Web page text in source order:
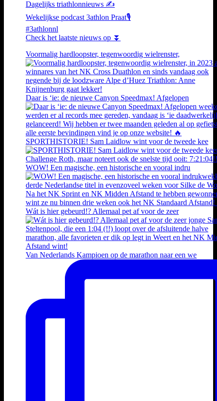
Dagelijks triathlonnieuws ✍️
Wekelijkse podcast 3athlon Praat🎙️
#3athlonnl
Check het laatste nieuws op ⏬
Voormalig hardloopster, tegenwoordig wielrenster,
Daar is ‘ie: de nieuwe Canyon Speedmax! Afgelopen
SPORTHISTORIE! Sam Laidlow wint voor de tweede kee
WOW! Een magische, een historische en vooral indru
Wát is hier gebeurd!? Allemaal pet af voor de zeer
Van Nederlands Kampioen op de marathon naar een we